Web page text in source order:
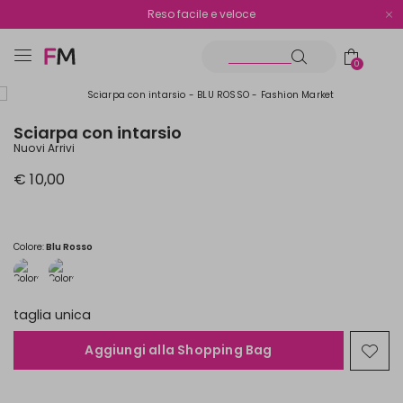
Reso facile e veloce
Spedizione gratuita oltre i €70
0
Sciarpa con intarsio
Nuovi Arrivi
€ 10,00
Colore:Blu Rosso
taglia unica
Aggiungi alla Shopping Bag
nella